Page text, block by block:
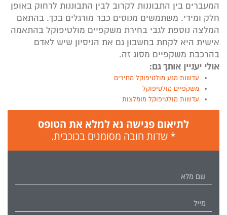
המעברים בין התבוננות לקרוב לבין התבוננות לרחוק באופן
חלק ומידי. משתמשים מנוסים כבר מורגלים בכך. בהתאם
המלצה נוספת לגבי בחירת משקפיים מולטיפוקל בהתאמה
אישית היא לקחת בחשבון גם את הניסיון שיש לאדם
בהרכבת משקפיים מסוג זה.
אולי יעניין אותך גם:
עדשות מגע מולטיפוקל מחירים
משקפיים מולטיפוקל
עדשות מולטיפוקל מומלצות
לתיאום פגישה נא למלא את הטופס
* שדות חובה מסומנים בכוכבית.